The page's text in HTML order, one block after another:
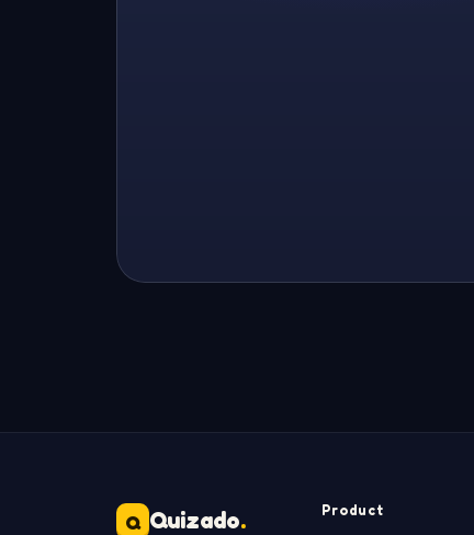
Q Quizado. Product